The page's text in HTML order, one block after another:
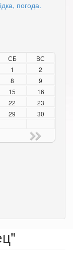
погода.
СБ
ВС
1
2
8
9
15
16
22
23
29
30